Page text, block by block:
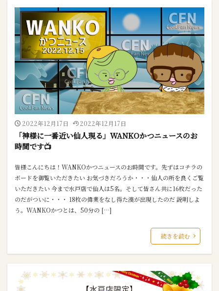
2022年12月17日 2022年12月17日
「神様に一番近い仙人現る」WANKOかつニュースのお
時間です📺
皆様こんにちは！WANKOかつニュースのお時間です。先ずはコチラの
ボードを御覧いただきたい お気づきだろうか・・・仙人の所を良くご覧
いただきたい 今まで水戸店で仙人は5名。そして皆さん共に16枚だった
のだがついに・・・ 18枚の偉業をなし得た漢が出現したのだ 説明しよ
う。WANKOかつとは、50分の […]
続きを読む